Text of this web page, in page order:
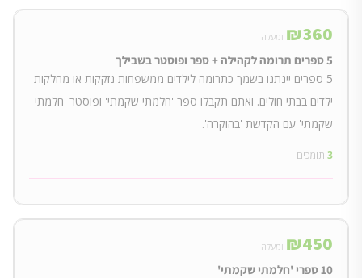
₪360 ומעלה
5 ספרים תרומה לקהילה + ספר ופוסטר בשבילך
5 ספרים יינתנו בשמך כתרומה לילדים ממשפחות נזקקות או מחלקות
ילדים בבתי חולים. ואתם תקבלו ספר 'חלמתי שקמתי' ופוסטר 'חלמתי
שקמתי' עם הקדשת 'בהוקרה'.
3 תומכים
₪450 ומעלה
10 ספרי 'חלמתי שקמתי'